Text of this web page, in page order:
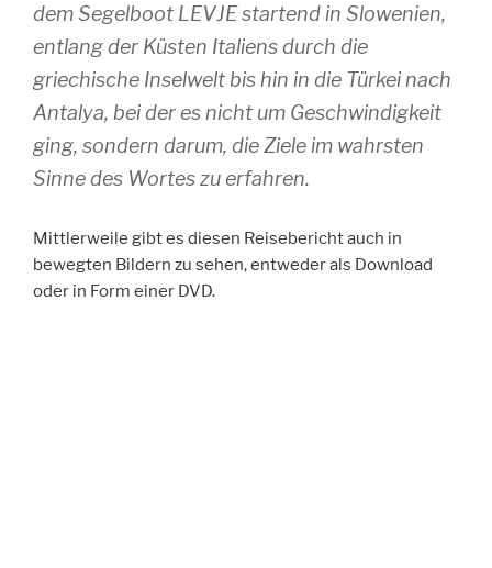
dem Segelboot LEVJE startend in Slowenien,
entlang der Küsten Italiens durch die
griechische Inselwelt bis hin in die Türkei nach
Antalya, bei der es nicht um Geschwindigkeit
ging, sondern darum, die Ziele im wahrsten
Sinne des Wortes zu erfahren.
Mittlerweile gibt es diesen Reisebericht auch in
bewegten Bildern zu sehen, entweder als Download
oder in Form einer DVD.